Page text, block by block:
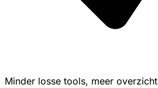
Minder losse tools, meer overzicht